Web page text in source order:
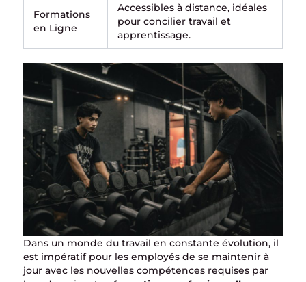
Formations
en Ligne
Accessibles à distance, idéales
pour concilier travail et
apprentissage.
Dans un monde du travail en constante évolution, il
est impératif pour les employés de se maintenir à
jour avec les nouvelles compétences requises par